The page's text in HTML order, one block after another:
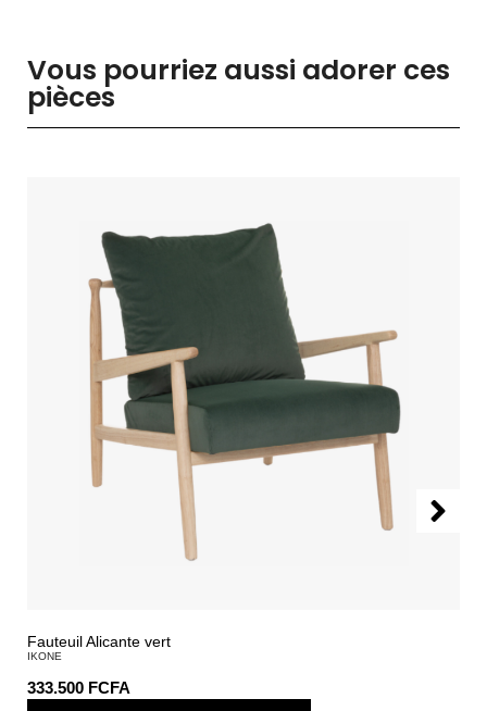
Vous pourriez aussi adorer ces
pièces
Fauteuil Alicante vert
IKONE
333.500 FCFA